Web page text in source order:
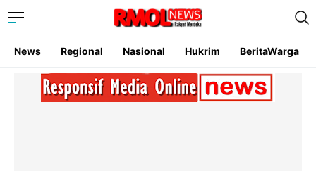
News Regional Nasional Hukrim BeritaWarga